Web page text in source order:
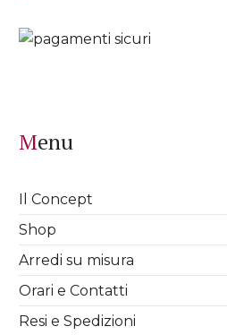
Menu
Il Concept
Shop
Arredi su misura
Orari e Contatti
Resi e Spedizioni